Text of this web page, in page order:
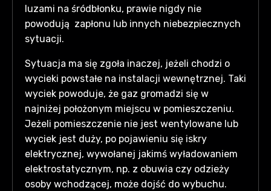
luzami na śródbłonku, prawie nigdy nie
powodują zapłonu lub innych niebezpiecznych
sytuacji.
Sytuacja ma się zgoła inaczej, jeżeli chodzi o
wycieki powstałe na instalacji wewnętrznej. Taki
wyciek powoduje, że gaz gromadzi się w
najniżej położonym miejscu w pomieszczeniu.
Jeżeli pomieszczenie nie jest wentylowane lub
wyciek jest duży, po pojawieniu się iskry
elektrycznej, wywołanej jakimś wyładowaniem
elektrostatycznym, np. z obuwia czy odzieży
osoby wchodzącej, może dojść do wybuchu.